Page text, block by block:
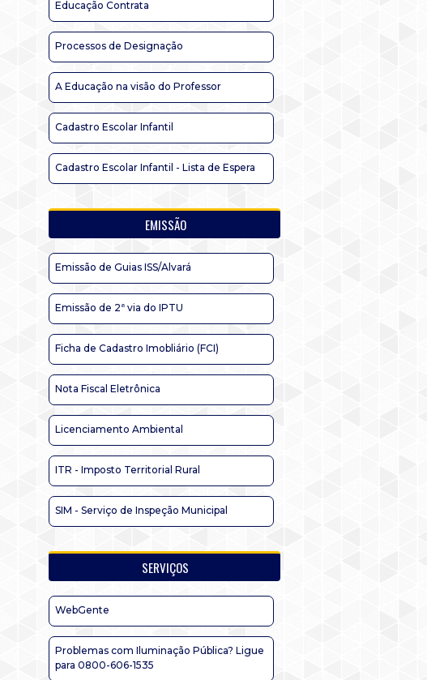
Educação Contrata
Processos de Designação
A Educação na visão do Professor
Cadastro Escolar Infantil
Cadastro Escolar Infantil - Lista de Espera
EMISSÃO
Emissão de Guias ISS/Alvará
Emissão de 2ª via do IPTU
Ficha de Cadastro Imobliário (FCI)
Nota Fiscal Eletrônica
Licenciamento Ambiental
ITR - Imposto Territorial Rural
SIM - Serviço de Inspeção Municipal
SERVIÇOS
WebGente
Problemas com Iluminação Pública? Ligue
para 0800-606-1535